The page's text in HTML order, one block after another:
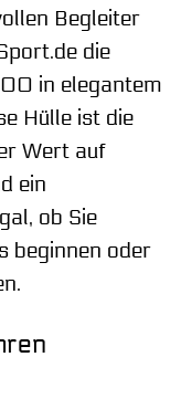
Begleiter
die
in elegantem
Hülle ist die
Wert auf
ein
ob Sie
beginnen oder